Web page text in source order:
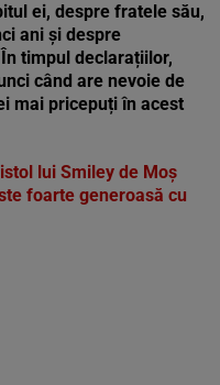
ei, despre fratele său,
ani și despre
timpul declarațiilor,
când are nevoie de
mai pricepuți în acest
lui Smiley de Moș
foarte generoasă cu